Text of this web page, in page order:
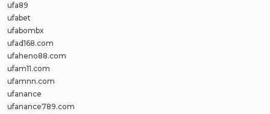
ufa89
ufabet
ufabombx
ufad168.com
ufaheno88.com
ufam11.com
ufamnn.com
ufanance
ufanance789.com